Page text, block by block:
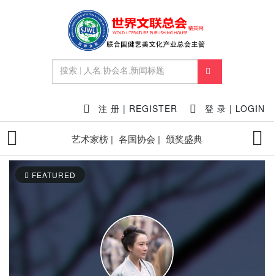
注 册 | REGISTER 登 录 | LOGIN
艺术家榜 | 各国协会 | 颁奖盛典
FEATURED